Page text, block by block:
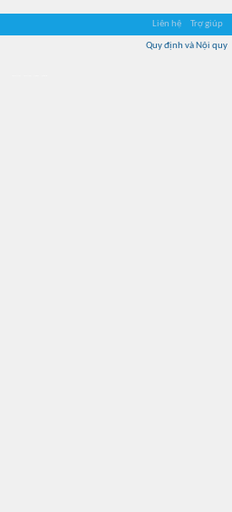
Liên hệ Trợ giúp
Quy định và Nội quy